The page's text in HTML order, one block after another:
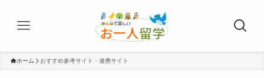
ホーム おすすめ参考サイト・連携サイト